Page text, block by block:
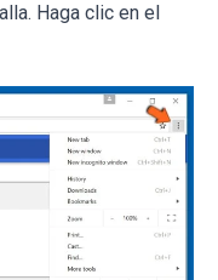
Haga clic en el